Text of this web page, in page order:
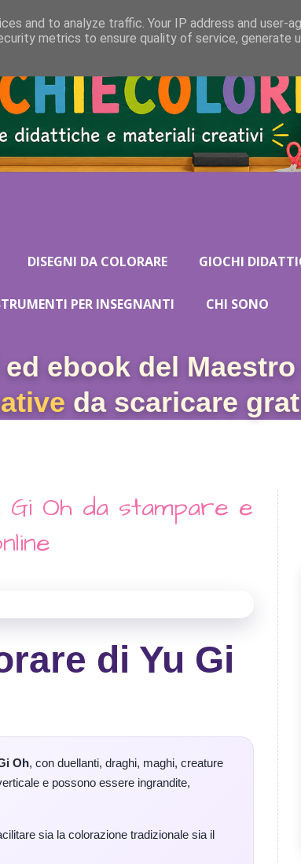
DISEGNI DA COLORARE GIOCHI
PER INSEGNANTI CHI SONO
ebook del
da scaricare
Oh da stampare e
di Yu Gi
Oh, con duellanti, draghi, maghi, creature
e possono essere ingrandite,
sia la colorazione tradizionale sia il
and to analyze traffic. Your IP address and user-
metrics to ensure quality of service, generate